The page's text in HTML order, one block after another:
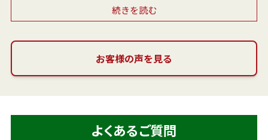
続きを読む
お客様の声を見る
よくあるご質問